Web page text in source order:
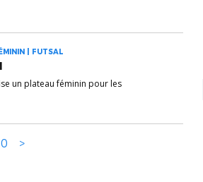
| FUTSAL
un plateau féminin pour les
>